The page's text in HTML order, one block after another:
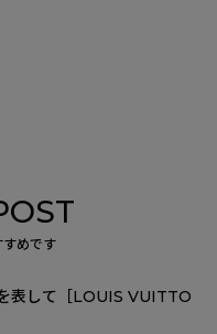
すめです
表して［LOUIS VUITTO